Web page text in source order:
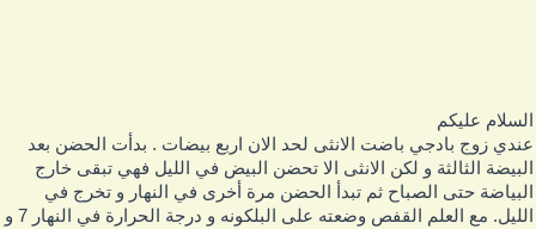
عليكم
زوج بادجي باضت الانثى لحد الان اربع بيضات . بدأت الحضن بعد
الثالثة و لكن الانثى الا تحضن البيض في الليل فهي تبقى خارج
حتى الصباح ثم تبدأ الحضن مرة أخرى في النهار و تخرج في
الليل. مع العلم القفص وضعته على البلكونه و درجة الحرارة في النهار 7 و